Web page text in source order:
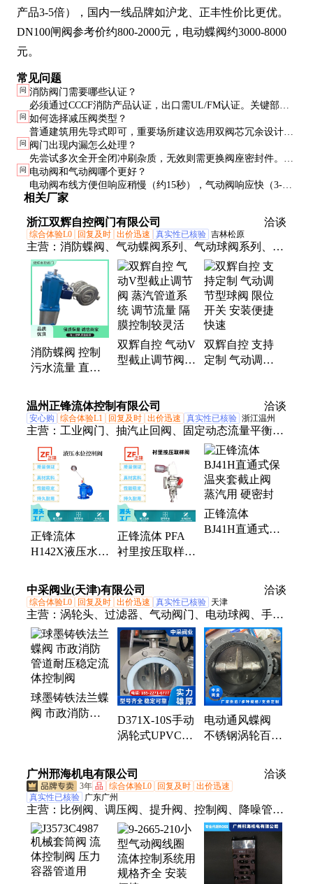
产品3-5倍），国内一线品牌如沪龙、正丰性价比更优。
DN100闸阀参考价约800-2000元，电动蝶阀约3000-8000
元。
常见问题
问 消防阀门需要哪些认证？
必须通过CCCF消防产品认证，出口需UL/FM认证。关键部件
应提供耐火测试报告和第三方检测证书。
问 如何选择减压阀类型？
普通建筑用先导式即可，重要场所建议选用双阀芯冗余设计。
比例式减压阀适合压力波动大的系统，但价格较高。
问 阀门出现内漏怎么处理？
先尝试多次全开全闭冲刷杂质，无效则需更换阀座密封件。铸
铁阀体出现砂眼必须整体更换。
问 电动阀和气动阀哪个更好？
电动阀布线方便但响应稍慢（约15秒），气动阀响应快（3-5
秒）但需空压系统。防爆区域优先选气动。
相关厂家
浙江双辉自控阀门有限公司 洽谈
综合体验L0 回复及时 出价迅速 真实性已核验 吉林松原
主营： 消防蝶阀、气动蝶阀系列、气动球阀系列、气
动调节阀资料
消防蝶阀 控制
污水流量 直接
双辉自控 流体
阻力小
双辉自控 气动V
型截止调节阀
控制较灵活
双辉自控 支持
定制 气动调节
温州正锋流体控制有限公司 洽谈
安心购 综合体验L1 回复及时 出价迅速 真实性已核验 浙江温州
主营： 工业阀门、抽汽止回阀、固定动态流量平衡
阀、管道在线取样阀、拉断阀、泵保护阀、梭阀、调
节阀
正锋流体
H142X液压水位
道排水系统
正锋流体 PFA
衬里按压取样阀
条件下从管道中
qu样
正锋流体
BJ41H直通式保
中采阀业(天津)有限公司 洽谈
综合体验L0 回复及时 出价迅速 真实性已核验 天津
主营： 涡轮头、过滤器、气动阀门、电动球阀、手动
闸阀、对夹蝶阀、海水蝶阀、凸耳蝶阀、双闸板阀、
沟槽闸阀、暗杆闸阀、水油气阀、密封阀门、不锈钢
阀、电动蝶阀、沟槽蝶阀、缓闭止回阀、动态平衡
阀、电动执行器、气动法兰蝶阀、偏心法兰蝶阀、伸
缩法兰蝶阀、不锈钢凸耳阀、电动法兰蝶阀、对夹式
止回阀
球墨铸铁法兰蝶
阀 市政消防管
D371X-10S手动
涡轮式UPVC蝶
碟阀 耐用
电动通风蝶阀
不锈钢涡轮百叶
广州邢海机电有限公司 洽谈
3年 品 综合体验L0 回复及时 出价迅速
真实性已核验 广东广州
主营： 比例阀、调压阀、提升阀、控制阀、降噪管
道、过滤器、脉冲阀、电磁阀、恒流阀、浮球阀、静
音箱、消音器、双联阀、安全阀、流量阀、套筒阀、
传动阀、气动阀门、阀门配件、截止阀箱、静态阀
门、弧形阀门、铜芯线圈、流量调节阀、直行程座阀